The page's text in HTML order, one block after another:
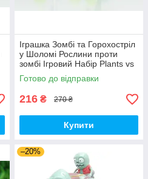
Іграшка Зомбі та Горохостріл
у Шоломі Рослини проти
зомбі Ігровий Набір Plants vs
Zombies (00435)
Готово до відправки
216 ₴ 270 ₴
Купити
–20%